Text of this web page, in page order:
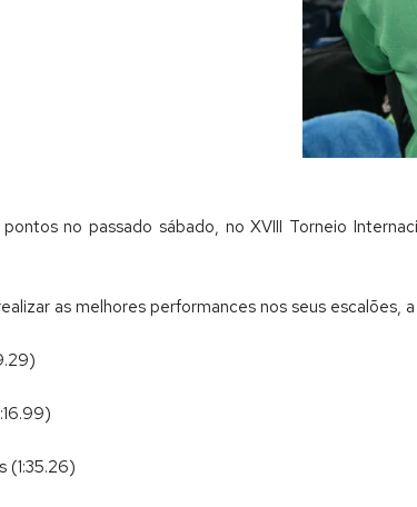
pontos no passado sábado, no XVIII Torneio
as melhores performances nos seus escalões,
(1:35.26)